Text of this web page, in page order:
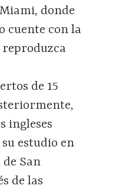
donde
cuente con la
reproduzca
de 15
ingleses
estudio en
San
de las